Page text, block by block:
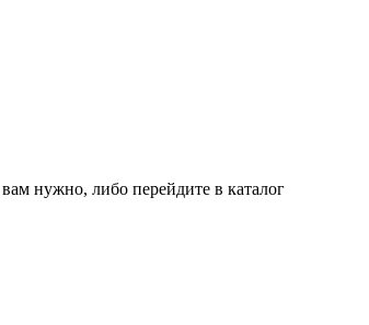
нужно, либо перейдите в каталог